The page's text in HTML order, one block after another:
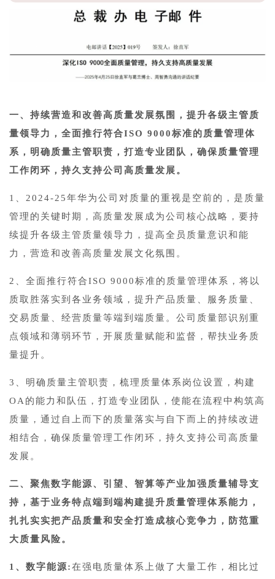
一、持续营造和改善高质量发展氛围，提升各级主管质
量领导力，全面推行符合ISO 9000标准的质量管理体
系，明确质量主管职责，打造专业团队，确保质量管理
工作闭环，持久支持公司高质量发展。
1、2024-25年华为公司对质量的重视是空前的，是质量
管理的关键时期，高质量发展成为公司核心战略，要持
续提升各级主管质量领导力，提高全员质量意识和能
力，营造和改善高质量发展文化氛围。
2、全面推行符合ISO 9000标准的质量管理体系，将以
质取胜落实到各业务领域，提升产品质量、服务质量、
交易质量、经营质量等端到端质量。公司质量部识别重
点领域和薄弱环节，开展质量赋能和监督，帮扶业务质
量提升。
3、明确质量主管职责，梳理质量体系岗位设置，构建
OA的能力和队伍，打造专业团队，使能在流程中构筑高
质量，通过自上而下的质量落实与自下而上的持续改进
相结合，确保质量管理工作闭环，持久支持公司高质量
发展。
二、聚焦数字能源、引望、智算等产业加强质量辅导支
持，基于业务特点端到端构建提升质量管理体系能力，
扎扎实实把产品质量和安全打造成核心竞争力，防范重
大质量风险。
1、数字能源:在强电质量体系上做了大量工作，相比过